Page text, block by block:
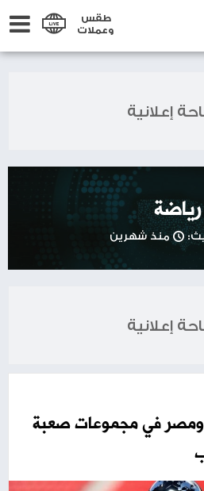
طقس
وعملات
إعلانية
رياضة
منذ شهرين
إعلانية
ومصر في مجموعات صعبة